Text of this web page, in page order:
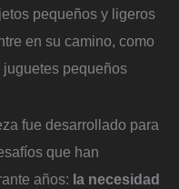
pequeños y ligeros
en su camino, como
pequeños
fue desarrollado para
que han
años: la necesidad